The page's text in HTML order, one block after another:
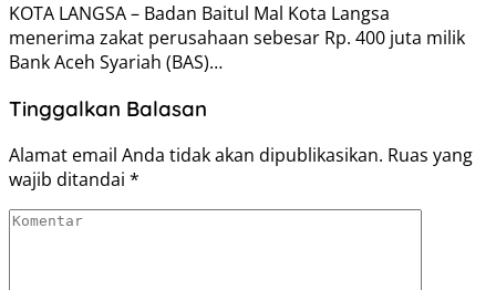
KOTA LANGSA – Badan Baitul Mal Kota Langsa
menerima zakat perusahaan sebesar Rp. 400 juta milik
Bank Aceh Syariah (BAS)…
Tinggalkan Balasan
Alamat email Anda tidak akan dipublikasikan. Ruas yang
wajib ditandai *